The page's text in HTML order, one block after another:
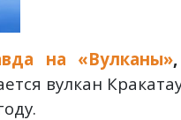
на «Вулканы»,
вулкан